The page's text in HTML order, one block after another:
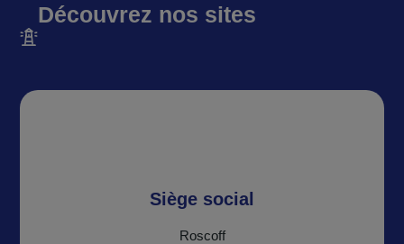
Découvrez nos sites
Siège social
Roscoff